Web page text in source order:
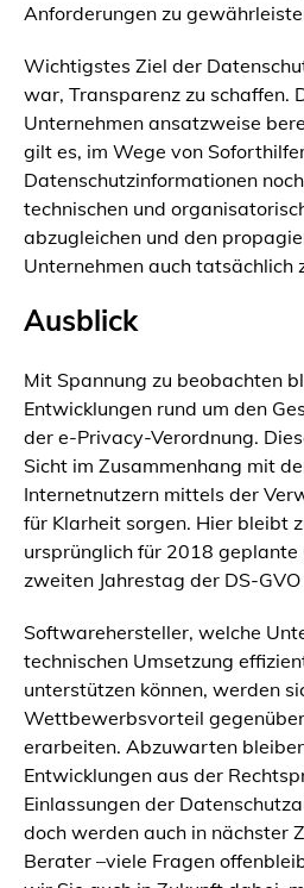
Anforderungen zu
Wichtigstes Ziel der
war, Transparenz zu schaffen.
Unternehmen ansatzweise
gilt es, im Wege von
Datenschutzinformationen
technischen und
abzugleichen und den
Unternehmen auch tatsächlich
Ausblick
Mit Spannung zu beobachten
Entwicklungen rund um den
der e-Privacy-Verordnung.
Sicht im Zusammenhang mit
Internetnutzern mittels der
für Klarheit sorgen. Hier bleibt
ursprünglich für 2018 geplante
zweiten Jahrestag der DS-
Softwarehersteller, welche
technischen Umsetzung
unterstützen können, werden
Wettbewerbsvorteil
erarbeiten. Abzuwarten
Entwicklungen aus der
Einlassungen der
doch werden auch in nächster
Berater –viele Fragen